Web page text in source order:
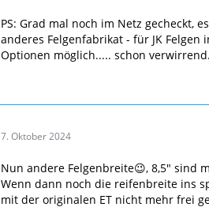
PS: Grad mal noch im Netz gecheckt,
anderes Felgenfabrikat - für JK Felgen
Optionen möglich..... schon
7. Oktober 2024
Nun andere Felgenbreite😉, 8,5" sind
Wenn dann noch die reifenbreite ins
mit der originalen ET nicht mehr frei